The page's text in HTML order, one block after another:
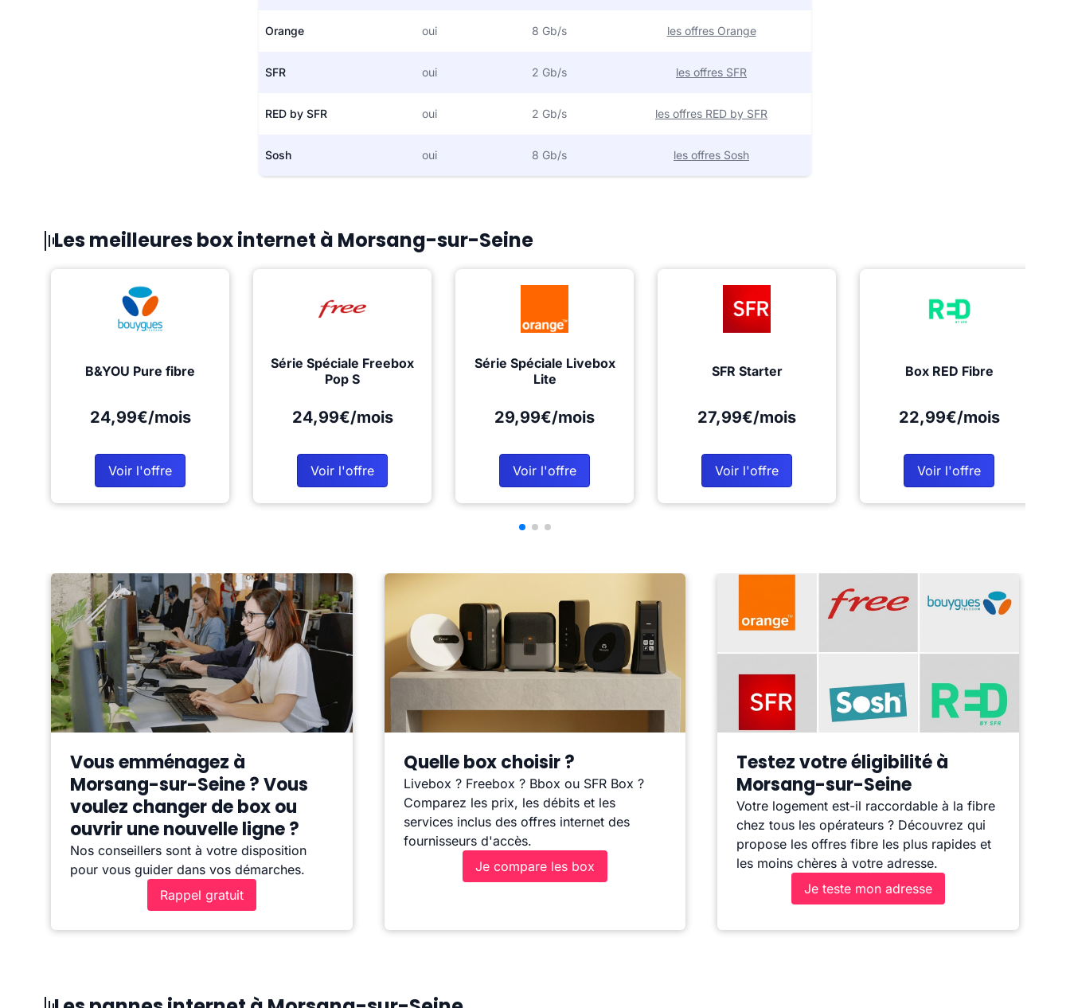
Orange oui 8 Gb/s les offres Orange
SFR oui 2 Gb/s les offres SFR
RED by SFR oui 2 Gb/s les offres RED by SFR
Sosh oui 8 Gb/s les offres Sosh
Les meilleures box internet à Morsang-sur-Seine
B&YOU Pure fibre
24,99€/mois
Voir l'offre
Série Spéciale Freebox
Pop S
24,99€/mois
Voir l'offre
Série Spéciale Livebox
Lite
29,99€/mois
Voir l'offre
SFR Starter
27,99€/mois
Voir l'offre
Box RED Fibre
22,99€/mois
Voir l'offre
Vous emménagez à
Morsang-sur-Seine ? Vous
voulez changer de box ou
ouvrir une nouvelle ligne ?
Nos conseillers sont à votre disposition
pour vous guider dans vos démarches.
Rappel gratuit
Quelle box choisir ?
Livebox ? Freebox ? Bbox ou SFR Box ?
Comparez les prix, les débits et les
services inclus des offres internet des
fournisseurs d'accès.
Je compare les box
Testez votre éligibilité à
Morsang-sur-Seine
Votre logement est-il raccordable à la fibre
chez tous les opérateurs ? Découvrez qui
propose les offres fibre les plus rapides et
les moins chères à votre adresse.
Je teste mon adresse